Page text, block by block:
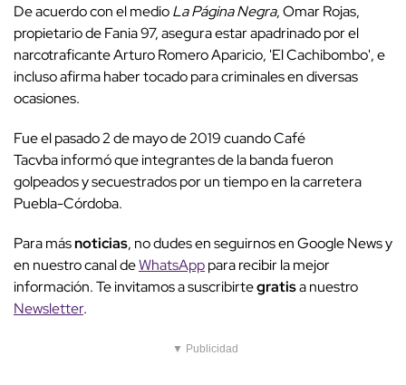
De acuerdo con el medioLa Página Negra, Omar Rojas,
propietario de Fania 97, asegura estar apadrinado por el
narcotraficante Arturo Romero Aparicio, 'El Cachibombo', e
incluso afirma haber tocado para criminales en diversas
ocasiones.
Fue el pasado 2 de mayo de 2019 cuando Café
Tacvba informó que integrantes de la banda fueron
golpeados y secuestrados por un tiempo en la carretera
Puebla-Córdoba.
Para másnoticias, no dudes en seguirnos en Google News y
en nuestro canal deWhatsApppara recibir la mejor
información. Te invitamos a suscribirtegratisa nuestro
Newsletter.
▼ Publicidad